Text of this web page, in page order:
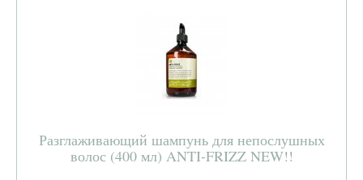
Разглаживающий шампунь для непослушных
волос (400 мл) ANTI-FRIZZ NEW!!